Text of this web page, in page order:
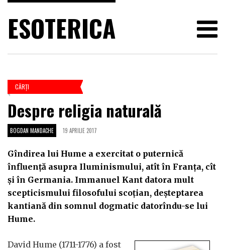
ESOTERICA
CĂRŢI
Despre religia naturală
BOGDAN MANDACHE 19 APRILIE 2017
Gîndirea lui Hume a exercitat o puternică
înfluență asupra Iluminismului, atît în Franța, cît
și în Germania. Immanuel Kant datora mult
scepticismului filosofului scoțian, deșteptarea
kantiană din somnul dogmatic datorîndu-se lui
Hume.
David Hume (1711-1776) a fost